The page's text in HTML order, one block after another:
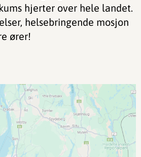
hjerter over hele landet.
helsebringende mosjon
ører!